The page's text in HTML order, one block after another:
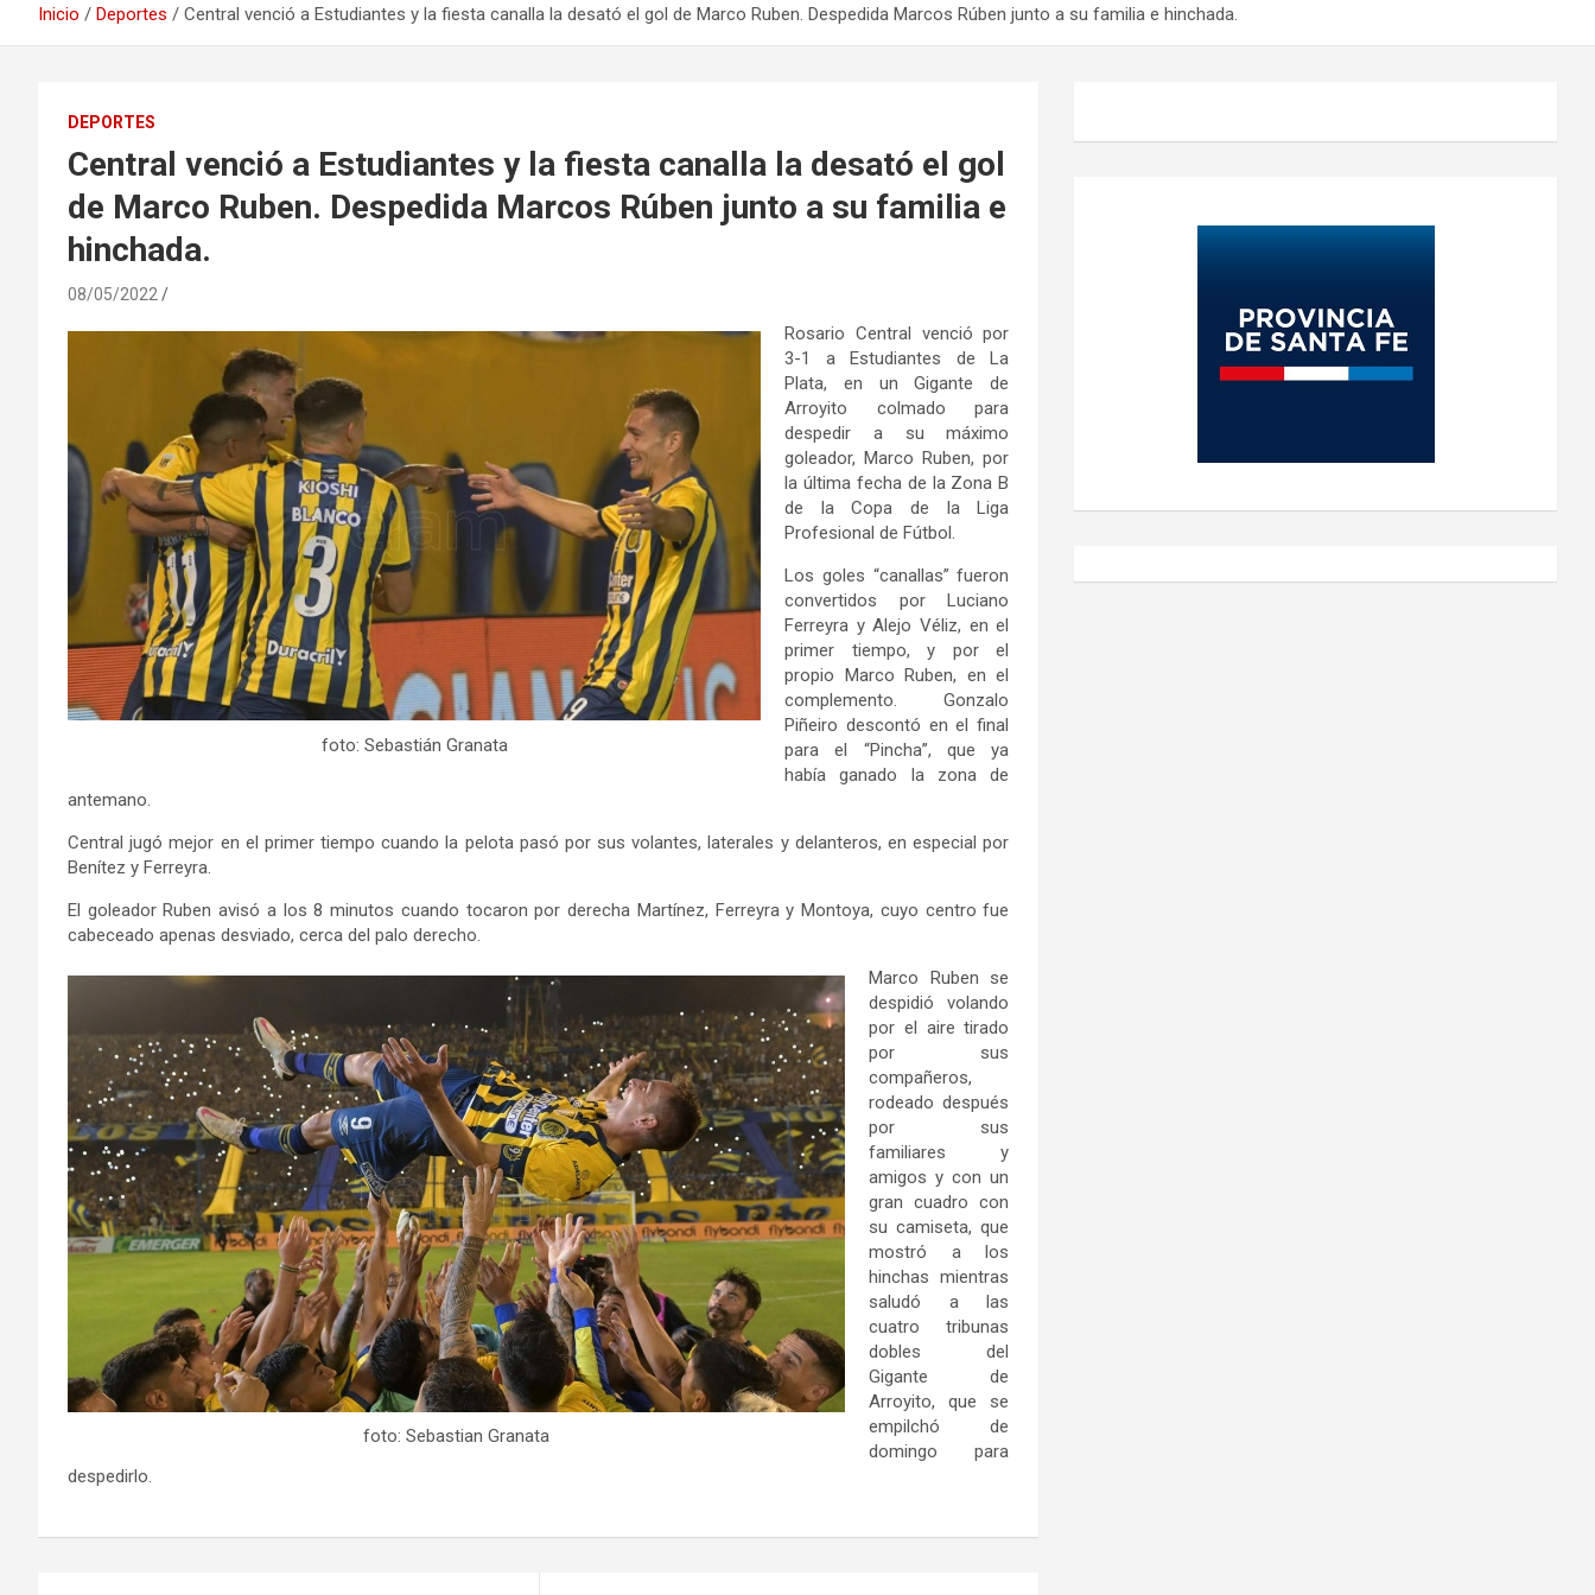
Inicio Deportes Central venció a Estudiantes y la fiesta canalla la desató el gol de Marco Ruben. Despedida Marcos Rúben junto a su familia e hinchada.
DEPORTES
Central venció a Estudiantes y la fiesta canalla la desató el gol
de Marco Ruben. Despedida Marcos Rúben junto a su familia e
hinchada.
08/05/2022
foto: Sebastián Granata
Rosario Central venció por
3-1 a Estudiantes de La
Plata, en un Gigante de
Arroyito colmado para
despedir a su máximo
goleador, Marco Ruben, por
la última fecha de la Zona B
de la Copa de la Liga
Profesional de Fútbol.
Los goles “canallas” fueron
convertidos por Luciano
Ferreyra y Alejo Véliz, en el
primer tiempo, y por el
propio Marco Ruben, en el
complemento. Gonzalo
Piñeiro descontó en el final
para el “Pincha”, que ya
había ganado la zona de
antemano.
Central jugó mejor en el primer tiempo cuando la pelota pasó por sus volantes, laterales y delanteros, en especial por
Benítez y Ferreyra.
El goleador Ruben avisó a los 8 minutos cuando tocaron por derecha Martínez, Ferreyra y Montoya, cuyo centro fue
cabeceado apenas desviado, cerca del palo derecho.
foto: Sebastian Granata
Marco Ruben se
despidió volando
por el aire tirado
por sus
compañeros,
rodeado después
por sus
familiares y
amigos y con un
gran cuadro con
su camiseta, que
mostró a los
hinchas mientras
saludó a las
cuatro tribunas
dobles del
Gigante de
Arroyito, que se
empilchó de
domingo para
despedirlo.